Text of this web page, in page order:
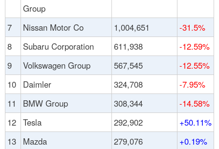
Group
7 Nissan Motor Co 1,004,651
-31.5%
8
Subaru Corporation 611,938
-12.59%
9
Volkswagen Group 567,545
-12.55%
10
Daimler 324,708
-7.95%
11
BMW Group 308,344
-14.58%
12 Tesla 292,902
+50.11%
13
Mazda 279,076
+0.19%